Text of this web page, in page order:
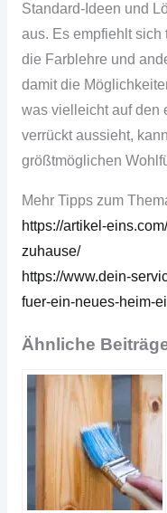
Standard-Ideen und
aus. Es empfiehlt sich
die Farblehre und
damit die
was vielleicht auf den
verrückt aussieht,
größtmöglichen
Mehr Tipps zum
https://artikel-
zuhause/
https://www.dein-
fuer-ein-neues-heim-
Ähnliche